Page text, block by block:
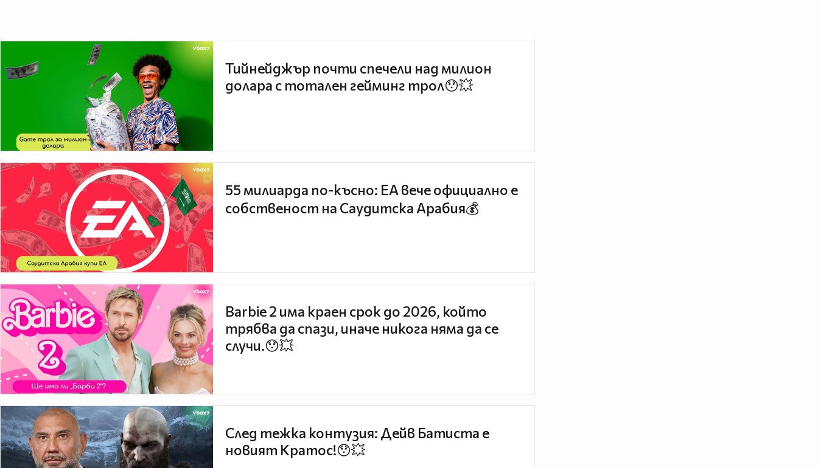
Тийнейджър почти спечели над милион
долара с тотален гейминг трол😯💥
55 милиарда по-късно: EA вече официално е
собственост на Саудитска Арабия💰
Barbie 2 има краен срок до 2026, който
трябва да спази, иначе никога няма да се
случи.😯💥
След тежка контузия: Дейв Батиста е
новият Кратос!😯💥